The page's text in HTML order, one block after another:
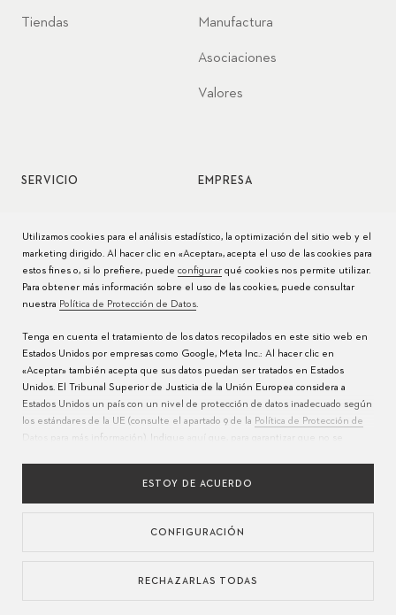
Tiendas Manufactura
Asociaciones
Valores
SERVICIO
Cuidado del reloj
Manuales
Preguntas frecuentes
Centros de servicio
EMPRESA
Prensa
POLÍTICA DE PRIVACIDADTÉRMINOS DE USO
ABASTECIMIENTO RESPONSABLECONFIGURACIÓN DE COOKIES
Utilizamos cookies para el análisis estadístico, la optimización del sitio web y el
marketing dirigido. Al hacer clic en «Aceptar», acepta el uso de las cookies para
estos fines o, si lo prefiere, puede configurarqué cookies nos permite utilizar.
Para obtener más información sobre el uso de las cookies, puede consultar
nuestra Política de Protección de Datos.
Tenga en cuenta el tratamiento de los datos recopilados en este sitio web en
Estados Unidos por empresas como Google, Meta Inc.: Al hacer clic en
«Aceptar» también acepta que sus datos puedan ser tratados en Estados
Unidos. El Tribunal Superior de Justicia de la Unión Europea considera a
Estados Unidos un país con un nivel de protección de datos inadecuado según
los estándares de la UE (consulte el apartado 9 de la Política de Protección de
para más información). Indique
ESTOY DE ACUERDO
CONFIGURACIÓN
RECHAZARLAS TODAS